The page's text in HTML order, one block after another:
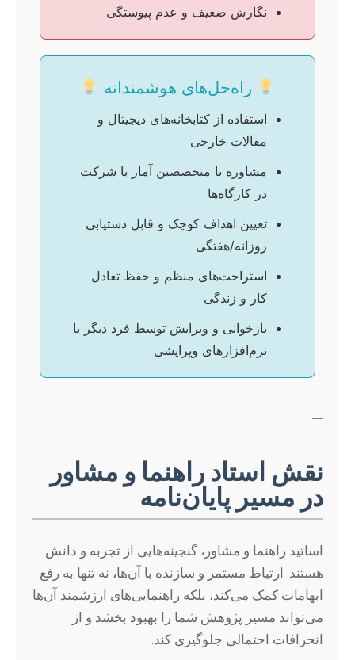
نگارش ضعیف و عدم پیوستگی
راه‌حل‌های هوشمندانه
استفاده از کتابخانه‌های دیجیتال و
مقالات خارجی
مشاوره با متخصصین آمار یا شرکت
در کارگاه‌ها
تعیین اهداف کوچک و قابل دستیابی
روزانه/هفتگی
استراحت‌های منظم و حفظ تعادل
کار و زندگی
بازخوانی و ویرایش توسط فرد دیگر یا
نرم‌افزارهای ویرایشی
—
نقش استاد راهنما و مشاور
در مسیر پایان‌نامه
اساتید راهنما و مشاور، گنجینه‌هایی از تجربه و دانش
هستند. ارتباط مستمر و سازنده با آن‌ها، نه تنها به رفع
ابهامات کمک می‌کند، بلکه راهنمایی‌های ارزشمند آن‌ها
می‌تواند مسیر پژوهش شما را بهبود بخشد و از
انحرافات احتمالی جلوگیری کند.